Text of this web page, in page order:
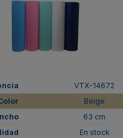
VTX-14672
Beige
63 cm
En stock